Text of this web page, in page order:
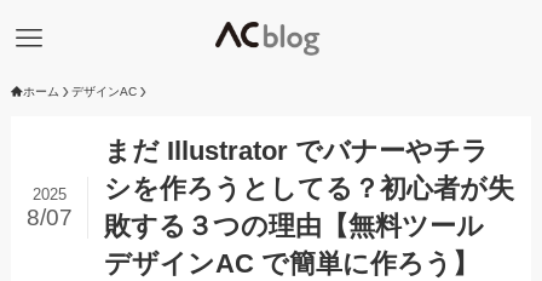
ホーム デザインAC
まだ Illustrator でバナーやチラ
シを作ろうとしてる？初心者が失
敗する３つの理由【無料ツール
デザインAC で簡単に作ろう】
2025
8/07